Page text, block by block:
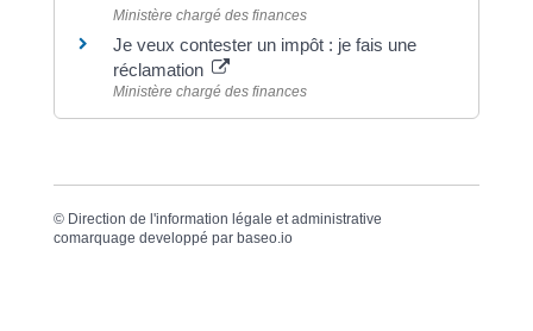
Ministère chargé des finances
Je veux contester un impôt : je fais une
réclamation
Ministère chargé des finances
© Direction de l'information légale et administrative
comarquage developpé par baseo.io